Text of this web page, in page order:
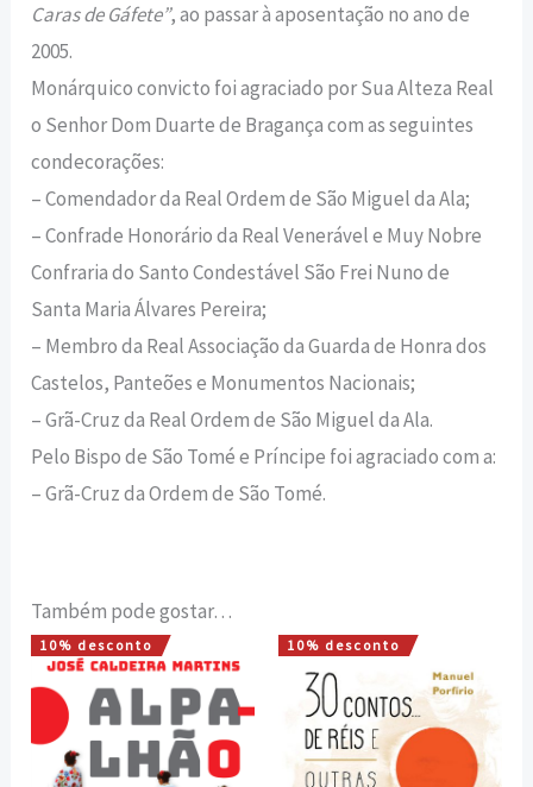
Caras de Gáfete”, ao passar à aposentação no ano de
2005.
Monárquico convicto foi agraciado por Sua Alteza Real
o Senhor Dom Duarte de Bragança com as seguintes
condecorações:
– Comendador da Real Ordem de São Miguel da Ala;
– Confrade Honorário da Real Venerável e Muy Nobre
Confraria do Santo Condestável São Frei Nuno de
Santa Maria Álvares Pereira;
– Membro da Real Associação da Guarda de Honra dos
Castelos, Panteões e Monumentos Nacionais;
– Grã-Cruz da Real Ordem de São Miguel da Ala.
Pelo Bispo de São Tomé e Príncipe foi agraciado com a:
– Grã-Cruz da Ordem de São Tomé.
Também pode gostar…
10% desconto
O
preço
original
era:
16,00 €.
O
preço
atual
é:
14,40 €.
10% desconto
O
preço
original
era:
12,00 €.
O
preço
atual
é:
10,80 €.